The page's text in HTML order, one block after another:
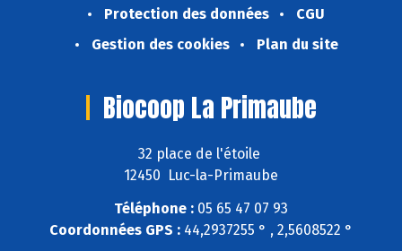
Protection des données
CGU
Gestion des cookies
Plan du site
Biocoop La Primaube
32 place de l'étoile
12450 Luc-la-Primaube
Téléphone : 05 65 47 07 93
Coordonnées GPS : 44,2937255 ° , 2,5608522 °